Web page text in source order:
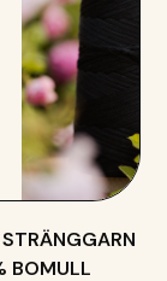
BOMULL